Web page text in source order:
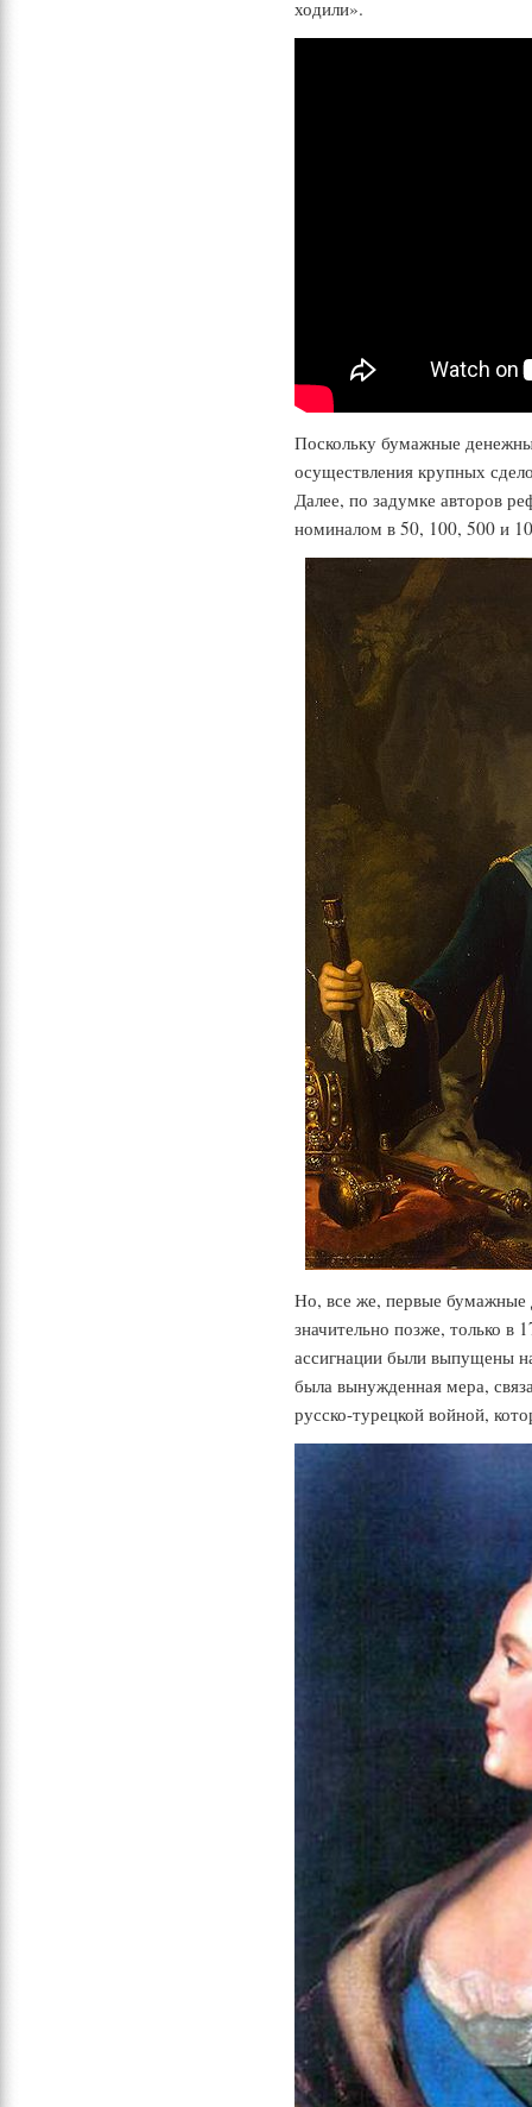
ходили».
Поскольку бумажные
осуществления крупных
Далее, по задумке авторов
номиналом в 50, 100, 500 и
Но, все же, первые бумажные
значительно позже, только
ассигнации были выпущены
была вынужденная мера,
русско-турецкой войной,